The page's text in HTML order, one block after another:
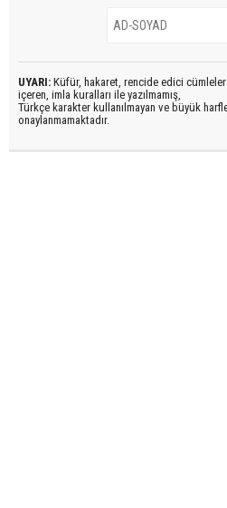
UYARI: Küfür, hakaret, rencide edici cümleler
içeren, imla kuralları ile yazılmamış,
Türkçe karakter kullanılmayan ve büyük
onaylanmamaktadır.